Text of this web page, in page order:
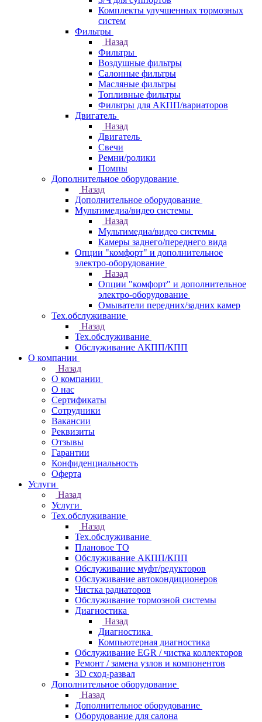
Комплекты улучшенных тормозных
систем
Фильтры
Назад
Фильтры
Воздушные фильтры
Салонные фильтры
Масляные фильтры
Топливные фильтры
Фильтры для АКПП/вариаторов
Двигатель
Назад
Двигатель
Свечи
Ремни/ролики
Помпы
Дополнительное оборудование
Назад
Дополнительное оборудование
Мультимедиа/видео системы
Назад
Мультимедиа/видео системы
Камеры заднего/переднего вида
Опции "комфорт" и дополнительное
электро-оборудование
Назад
Опции "комфорт" и дополнительное
электро-оборудование
Омыватели передних/задних камер
Тех.обслуживание
Назад
Тех.обслуживание
Обслуживание АКПП/КПП
О компании
Назад
О компании
О нас
Сертификаты
Сотрудники
Вакансии
Реквизиты
Отзывы
Гарантии
Конфиденциальность
Оферта
Услуги
Назад
Услуги
Тех.обслуживание
Назад
Тех.обслуживание
Плановое ТО
Обслуживание АКПП/КПП
Обслуживание муфт/редукторов
Обслуживание автокондиционеров
Чистка радиаторов
Обслуживание тормозной системы
Диагностика
Назад
Диагностика
Компьютерная диагностика
Обслуживание EGR / чистка коллекторов
Ремонт / замена узлов и компонентов
3D сход-развал
Дополнительное оборудование
Назад
Дополнительное оборудование
Оборудование для салона